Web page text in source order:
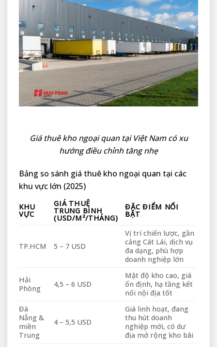
Giá thuê kho ngoại quan tại Việt Nam có xu
hướng điều chỉnh tăng nhẹ
Bảng so sánh giá thuê kho ngoại quan tại các
khu vực lớn (2025)
KHU
VỰC
GIÁ THUÊ
TRUNG BÌNH
(USD/M²/THÁNG)
ĐẶC ĐIỂM NỔI
BẬT
TP.HCM 5 – 7 USD
Vị trí chiến lược, gần
cảng Cát Lái, dịch vụ
đa dạng, phù hợp
doanh nghiệp lớn
Hải
Phòng
4,5 – 6 USD
Mật độ kho cao, giá
ổn định, hạ tầng kết
nối nội địa tốt
Đà
Nẵng &
miền
Trung
4 – 5,5 USD
Giá linh hoạt, đang
thu hút doanh
nghiệp mới, có dư
địa mở rộng kho bãi